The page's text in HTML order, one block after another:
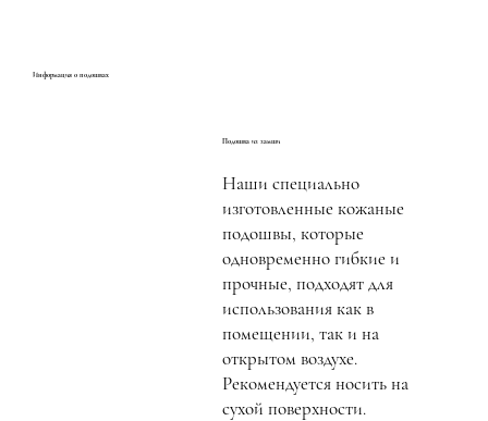
Информация о подошвах
Подошва из замши
Наши специально
изготовленные кожаные
подошвы, которые
одновременно гибкие и
прочные, подходят для
использования как в
помещении, так и на
открытом воздухе.
Рекомендуется носить на
сухой поверхности.